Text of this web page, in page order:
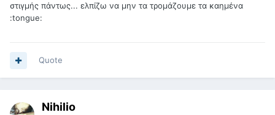
στιγμής πάντως... ελπίζω να μην τα τρομάζουμε τα καημένα
:tongue:
Quote
Nihilio